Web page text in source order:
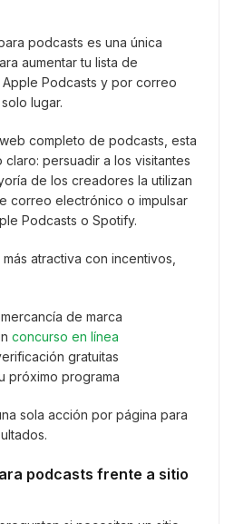
podcasts es una única
aumentar tu lista de
Podcasts y por correo
lugar.
completo de podcasts, esta
persuadir a los visitantes
de los creadores la utilizan
correo electrónico o impulsar
Podcasts o Spotify.
atractiva con incentivos,
de marca
concurso en línea
gratuitas
próximo programa
sola acción por página para
podcasts frente a sitio